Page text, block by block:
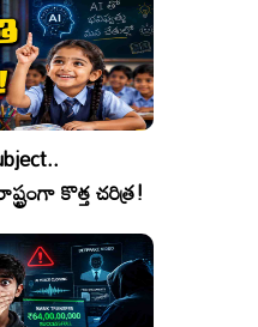
కొత్త చరిత్ర!